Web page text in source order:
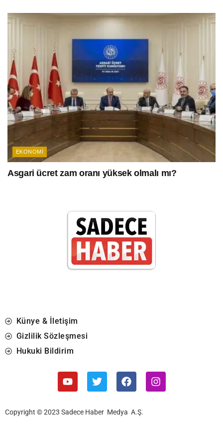
EKONOMI
Asgari ücret zam oranı yüksek olmalı mı?
Künye & İletişim
Gizlilik Sözleşmesi
Hukuki Bildirim
Copyright © 2023 Sadece Haber Medya A.Ş.